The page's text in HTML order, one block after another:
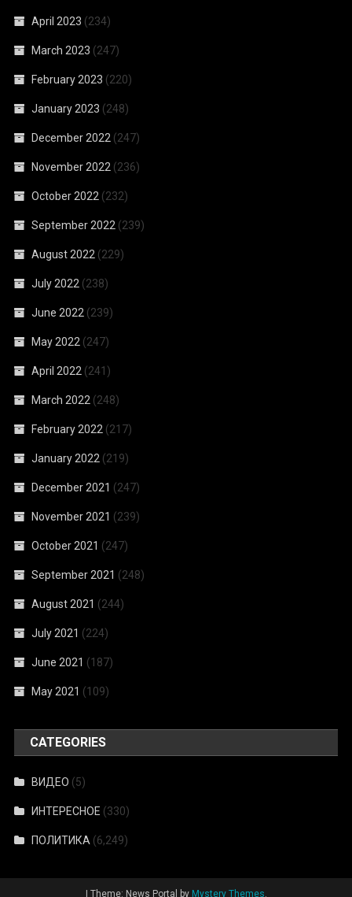
April 2023 (234)
March 2023 (247)
February 2023 (220)
January 2023 (248)
December 2022 (247)
November 2022 (236)
October 2022 (232)
September 2022 (239)
August 2022 (229)
July 2022 (238)
June 2022 (239)
May 2022 (247)
April 2022 (241)
March 2022 (248)
February 2022 (217)
January 2022 (219)
December 2021 (247)
November 2021 (239)
October 2021 (247)
September 2021 (248)
August 2021 (244)
July 2021 (224)
June 2021 (187)
May 2021 (109)
CATEGORIES
ВИДЕО (5)
ИНТЕРЕСНОЕ (330)
ПОЛИТИКА (6,249)
Theme: News Portal by Mystery Themes.